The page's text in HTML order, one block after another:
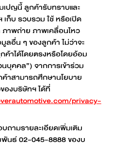
เปญนี้ ลูกค้ารับทราบและ
ก็บ รวบรวม ใช้ หรือเปิด
าพถ่าย ภาพเคลื่อนไหว
ลอื่น ๆ ของลูกค้า ไม่ว่าจะ
ค้าได้โดยตรงหรือโดยอ้อม
บุคคล”) จากการเข้าร่วม
าสามารถศึกษานโยบาย
องบริษัทฯ ได้ที่
privacy-
ถามรายละเอียดเพิ่มเติม
นธ์ 02-045-8888 ของบ